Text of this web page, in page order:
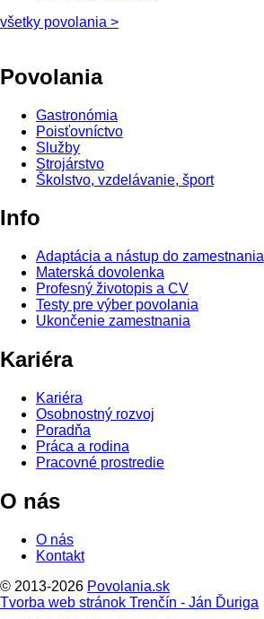
všetky povolania >
Povolania
Gastronómia
Poisťovníctvo
Služby
Strojárstvo
Školstvo, vzdelávanie, šport
Info
Adaptácia a nástup do zamestnania
Materská dovolenka
Profesný životopis a CV
Testy pre výber povolania
Ukončenie zamestnania
Kariéra
Kariéra
Osobnostný rozvoj
Poradňa
Práca a rodina
Pracovné prostredie
O nás
O nás
Kontakt
© 2013-2026 Povolania.sk
Tvorba web stránok Trenčín - Ján Ďuriga